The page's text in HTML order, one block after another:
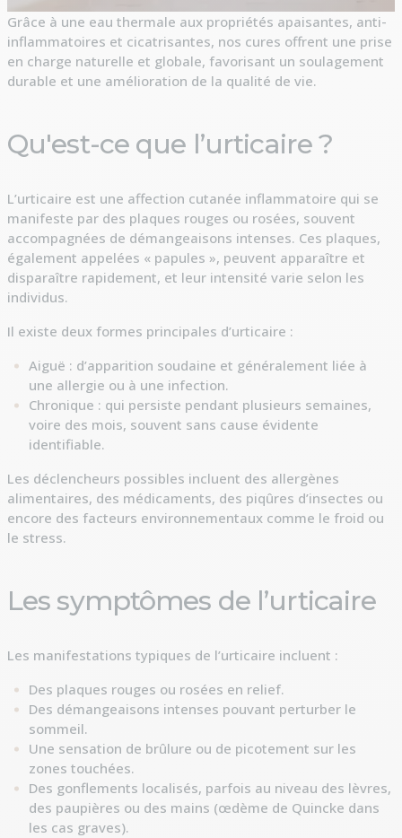
Grâce à une eau thermale aux propriétés apaisantes, anti-
inflammatoires et cicatrisantes, nos cures offrent une prise
en charge naturelle et globale, favorisant un soulagement
durable et une amélioration de la qualité de vie.
Qu'est-ce que l’urticaire ?
L’urticaire est une affection cutanée inflammatoire qui se
manifeste par des plaques rouges ou rosées, souvent
accompagnées de démangeaisons intenses. Ces plaques,
également appelées « papules », peuvent apparaître et
disparaître rapidement, et leur intensité varie selon les
individus.
Il existe deux formes principales d’urticaire :
Aiguë : d’apparition soudaine et généralement liée à
une allergie ou à une infection.
Chronique : qui persiste pendant plusieurs semaines,
voire des mois, souvent sans cause évidente
identifiable.
Les déclencheurs possibles incluent des allergènes
alimentaires, des médicaments, des piqûres d’insectes ou
encore des facteurs environnementaux comme le froid ou
le stress.
Les symptômes de l’urticaire
Les manifestations typiques de l’urticaire incluent :
Des plaques rouges ou rosées en relief.
Des démangeaisons intenses pouvant perturber le
sommeil.
Une sensation de brûlure ou de picotement sur les
zones touchées.
Des gonflements localisés, parfois au niveau des lèvres,
des paupières ou des mains (œdème de Quincke dans
les cas graves).